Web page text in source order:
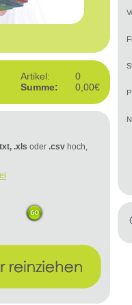
Artikel:
0
Summe:
0,00€
.xls oder .csv hoch,